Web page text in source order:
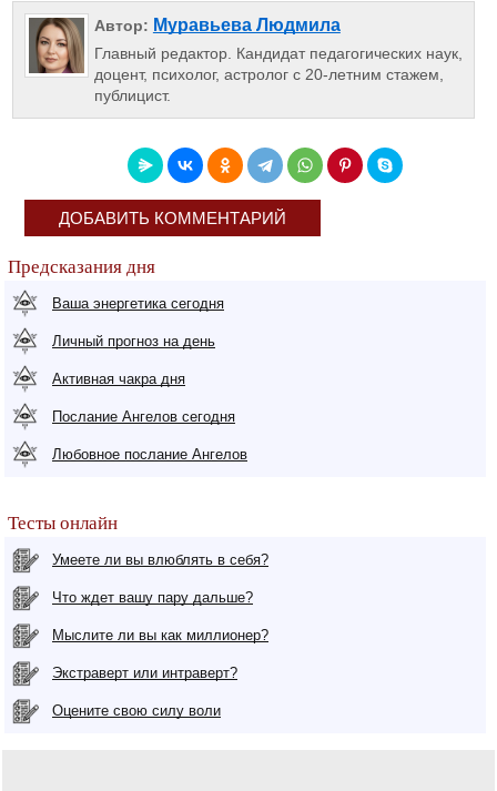
Автор: Муравьева Людмила
Главный редактор. Кандидат педагогических наук,
доцент, психолог, астролог с 20-летним стажем,
публицист.
ДОБАВИТЬ КОММЕНТАРИЙ
Предсказания дня
Ваша энергетика сегодня
Личный прогноз на день
Активная чакра дня
Послание Ангелов сегодня
Любовное послание Ангелов
Тесты онлайн
Умеете ли вы влюблять в себя?
Что ждет вашу пару дальше?
Мыслите ли вы как миллионер?
Экстраверт или интраверт?
Оцените свою силу воли